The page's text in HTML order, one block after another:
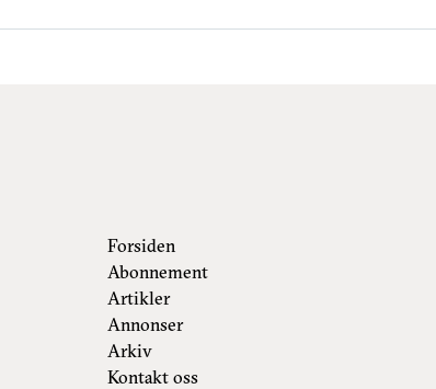
Forsiden
Abonnement
Artikler
Annonser
Arkiv
Kontakt oss